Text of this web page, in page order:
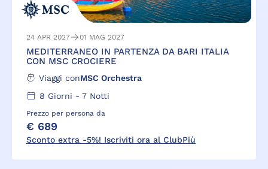
24 APR 2027 01 MAG 2027
MEDITERRANEO IN PARTENZA DA BARI ITALIA
CON MSC CROCIERE
Viaggi conMSC Orchestra
8 Giorni - 7Notti
Prezzo per persona da
€ 689
Sconto extra -5%! Iscriviti ora al ClubPiù